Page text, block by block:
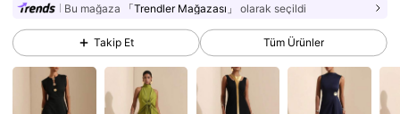
4,72 116K Takipçiler
4,72 116K Takipçiler
4,72 116K Takipçiler
Bu mağaza 「Trendler Mağazası」 olarak seçildi
Takip Et Tüm Ürünler